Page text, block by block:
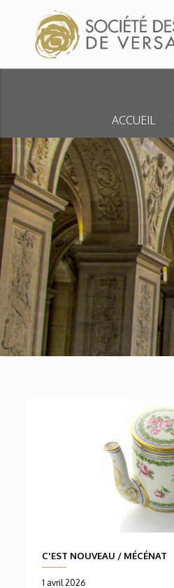
Skip to content
ACCUEIL
C'EST NOUVEAU / MÉCÉNAT
1 avril 2026